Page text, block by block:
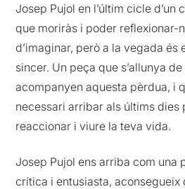
Josep Pujol en l’últim cicle d’un
que moriràs i poder reflexionar-
d’imaginar, però a la vegada és
sincer. Un peça que s’allunya
acompanyen aquesta pèrdua, i
necessari arribar als últims dies
reaccionar i viure la teva vida.
Josep Pujol ens arriba com una
crítica i entusiasta, aconsegueix